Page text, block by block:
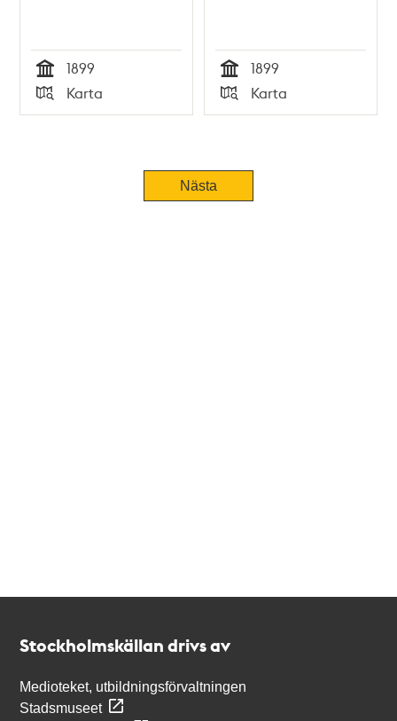
Tid
1899
Typ
Karta Tid
1899
Typ
Karta
Nästa
Stockholmskällan drivs av
Medioteket, utbildningsförvaltningen
Stadsmuseet